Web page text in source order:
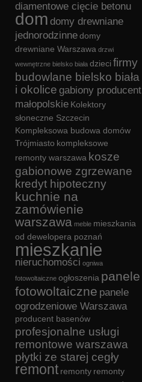
diamentowe cięcie betonu
dom domy drewniane
jednorodzinnedomy
drewniane Warszawa drzwi
wewnętrzne bielsko biała dzieci firmy
budowlane bielsko biała
i okolice gabiony producent
małopolskie Kolektory
słoneczne Szczecin
Kompleksowa budowa domów
Trójmiasto kompleksowe
remonty warszawa kosze
gabionowe zgrzewane
kredyt hipoteczny
kuchnie na
zamówienie
warszawa meble mieszkania
od dewelopera poznań
mieszkanie
nieruchomości ogniwa
fotowoltaiczne ogłoszenia panele
fotowoltaiczne panele
ogrodzeniowe Warszawa
producent basenów
profesjonalne usługi
remontowe warszawa
płytki ze starej cegły
remont remonty remonty